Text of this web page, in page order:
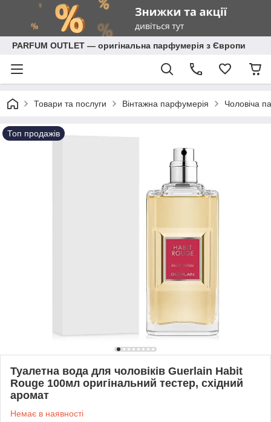
PARFUM OUTLET — оригінальна парфумерія з Європи
Товари та послуги Вінтажна парфумерія Чоловіча
Топ продажів
Туалетна вода для чоловіків Guerlain Habit
Rouge 100мл оригінальний тестер, східний
аромат
Немає в наявності